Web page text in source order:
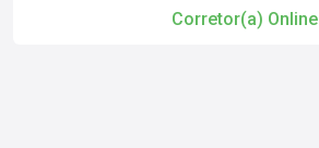
Corretor(a) Online